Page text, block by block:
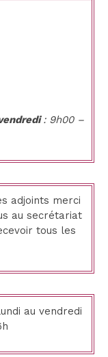
: 9h00 –
adjoints merci
au secrétariat
tous les
au vendredi